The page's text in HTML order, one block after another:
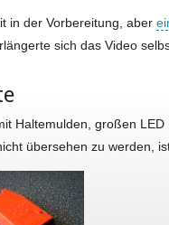
in der Vorbereitung, aber
sich das Video
Haltemulden, großen
übersehen zu werden,